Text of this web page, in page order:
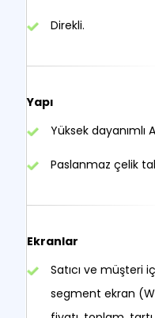
Direkli.
Yapı
Yüksek dayanımlı
Paslanmaz çelik
Ekranlar
Satıcı ve müşteri
segment ekran